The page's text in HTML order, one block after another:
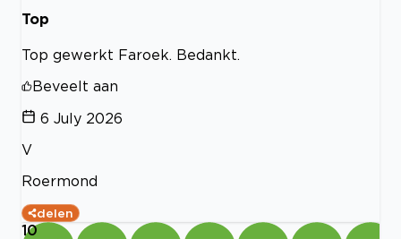
Top
Top gewerkt Faroek. Bedankt.
Beveelt aan
6 July 2026
V
Roermond
delen
10